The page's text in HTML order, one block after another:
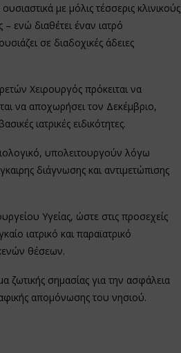
με μόλις τέσσερις κλινικούς
– ενώ διαθέτει έναν ιατρό
σε διαδοχικές άδειες
Χειρουργός πρόκειται να
να αποχωρήσει τον Δεκέμβριο,
ιατρικές ειδικότητες.
υπολειτουργούν λόγω
διάγνωσης και αντιμετώπισης
Υγείας, ώστε στις προσεχείς
ιατρικό και παραϊατρικό
θέσεων.
σημασίας για την ασφάλεια
απομόνωσης του νησιού.